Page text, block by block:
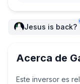
Jesus is back?
Este inversor es